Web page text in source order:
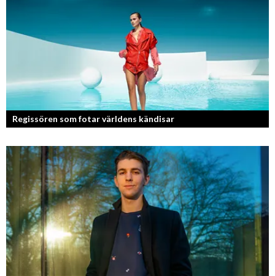
Regissören som fotar världens kändisar
Fotografen och regissören Peter Svenson har en lång meritlista och är
ett sant bevis på att om man tror på sig själv och...